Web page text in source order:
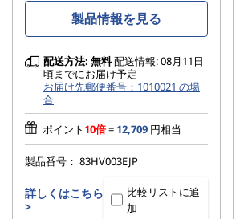
製品情報を見る
配送方法: 無料配送情報: 08月11日
頃までにお届け予定
お届け先郵便番号：1010021 の場
合
ポイント 10倍= 12,709 円相当
製品番号： 83HV003EJP
詳しくはこちら
>
比較リストに追
加